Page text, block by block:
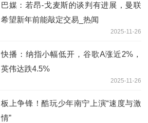
巴媒：若昂-戈麦斯的谈判有进展，曼联
希望新年前能敲定交易_热闻
2025-11-26
快播：纳指小幅低开，谷歌A涨近2%，
英伟达跌4.5%
2025-11-26
板上争锋！酷玩少年南宁上演“速度与激
情”